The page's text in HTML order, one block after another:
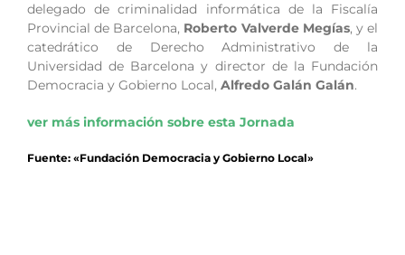
delegado de criminalidad informática de la Fiscalía
Provincial de Barcelona, Roberto Valverde Megías, y el
catedrático de Derecho Administrativo de la
Universidad de Barcelona y director de la Fundación
Democracia y Gobierno Local, Alfredo Galán Galán.
ver más información sobre esta Jornada
Fuente: «Fundación Democracia y Gobierno Local»